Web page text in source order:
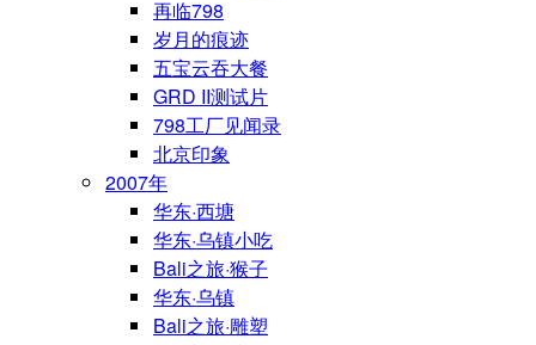
再临798
岁月的痕迹
五宝云吞大餐
GRD II测试片
798工厂见闻录
北京印象
2007年
华东·西塘
华东·乌镇小吃
Bali之旅·猴子
华东·乌镇
Bali之旅·雕塑